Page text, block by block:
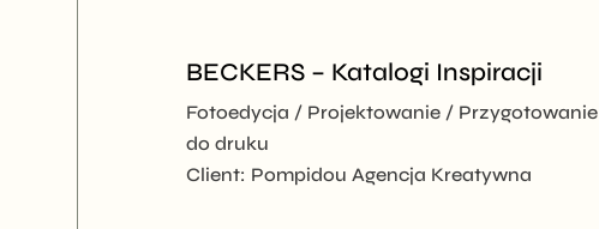
BECKERS – Katalogi Inspiracji
Fotoedycja Projektowanie
Przygotowanie
do druku
Client: Pompidou Agencja Kreatywna